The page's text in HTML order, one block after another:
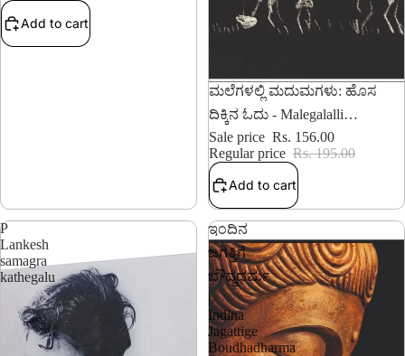
Add to cart
20% OFF
ಮಲೆಗಳಲ್ಲಿ ಮದುಮಗಳು: ಹೊಸ
ದಿಕ್ಕಿನ ಓದು - Malegalalli
Madumagalu: Hosa Dikkina Odu
Sale price Rs. 156.00
Regular price Rs. 195.00
Add to cart
P
Lankesh
samagra
kathegalu
ಇಂದಿನ
ಜಗತ್ತಿಗೆ
ಬೌದ್ಧಧರ್ಮ
|
Indina
Jagattige
Boudhadharma